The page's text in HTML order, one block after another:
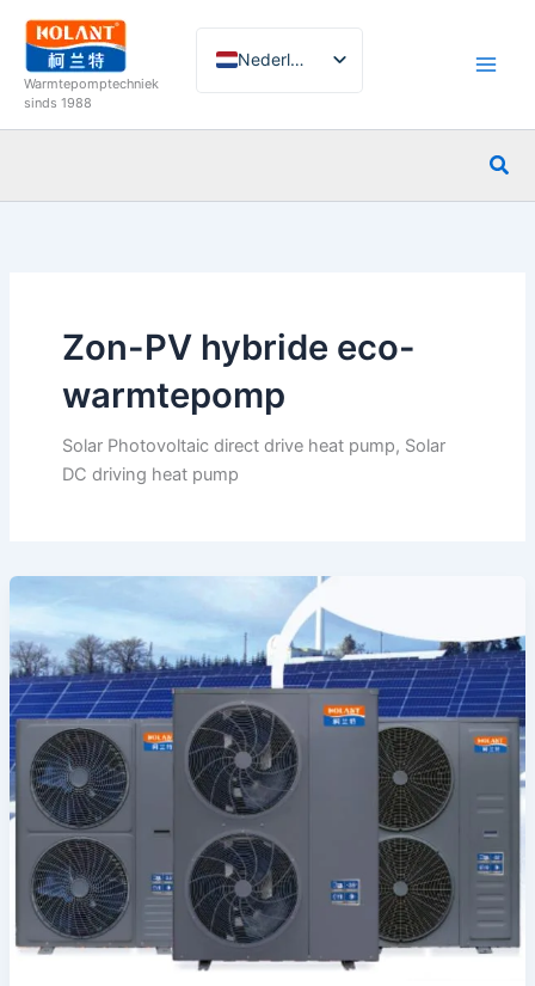
naar
inhoud
Warmtepomptechniek
sinds 1988
Nederlands
English
Arabic
Norwegian
Zon-PV hybride eco-
warmtepomp
Solar Photovoltaic direct drive heat pump, Solar
DC driving heat pump